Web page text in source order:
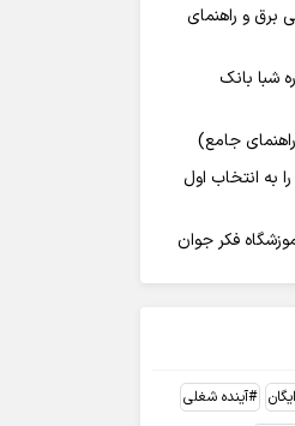
برق و راهنمای
شبا بانک
جامع)
به انتخاب اول
فکر جوان
آینده شغلی